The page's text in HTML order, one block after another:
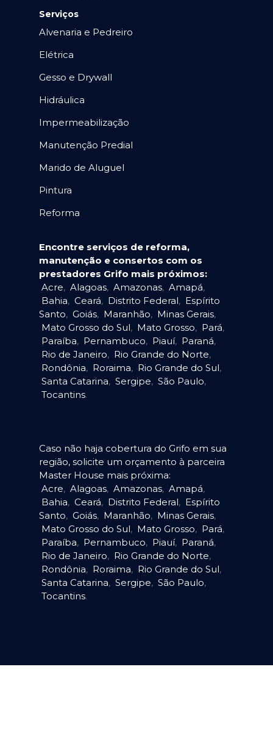
Serviços
Alvenaria e Pedreiro
Elétrica
Gesso e Drywall
Hidráulica
Impermeabilização
Manutenção Predial
Marido de Aluguel
Pintura
Reforma
Encontre serviços de reforma,
manutenção e consertos com os
prestadores Grifo mais próximos:
Acre, Alagoas, Amazonas, Amapá,
Bahia, Ceará, Distrito Federal, Espírito
Santo, Goiás, Maranhão, Minas Gerais,
Mato Grosso do Sul, Mato Grosso, Pará,
Paraíba, Pernambuco, Piauí, Paraná,
Rio de Janeiro, Rio Grande do Norte,
Rondônia, Roraima, Rio Grande do Sul,
Santa Catarina, Sergipe, São Paulo,
Tocantins.
Caso não haja cobertura do Grifo em sua
região, solicite um orçamento à parceira
Master House mais próxima:
Acre, Alagoas, Amazonas, Amapá,
Bahia, Ceará, Distrito Federal, Espírito
Santo, Goiás, Maranhão, Minas Gerais,
Mato Grosso do Sul, Mato Grosso, Pará,
Paraíba, Pernambuco, Piauí, Paraná,
Rio de Janeiro, Rio Grande do Norte,
Rondônia, Roraima, Rio Grande do Sul,
Santa Catarina, Sergipe, São Paulo,
Tocantins.